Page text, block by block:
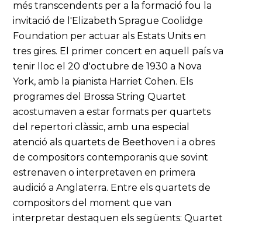
més transcendents per a la formació fou la
invitació de l'Elizabeth Sprague Coolidge
Foundation per actuar als Estats Units en
tres gires. El primer concert en aquell país va
tenir lloc el 20 d'octubre de 1930 a Nova
York, amb la pianista Harriet Cohen. Els
programes del Brossa String Quartet
acostumaven a estar formats per quartets
del repertori clàssic, amb una especial
atenció als quartets de Beethoven i a obres
de compositors contemporanis que sovint
estrenaven o interpretaven en primera
audició a Anglaterra. Entre els quartets de
compositors del moment que van
interpretar destaquen els següents: Quartet